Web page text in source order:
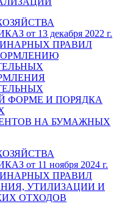
от 13 декабря 2022 г.
ПРАВИЛ
ФОРМЕ И ПОРЯДКА
НА БУМАЖНЫХ
от 11 ноября 2024 г.
ПРАВИЛ
УТИЛИЗАЦИИ И
ОТХОДОВ